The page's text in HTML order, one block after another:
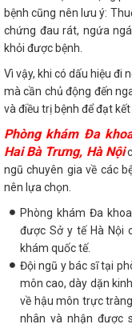
bệnh cũng nên lưu ý:
chứng đau rát, ngứa
khỏi được bệnh.
Vì vậy, khi có dấu hiệu đi
mà cần chủ động đến
và điều trị bệnh để đạt
Phòng khám Đa
Hai Bà Trưng, Hà Nội
ngũ chuyên gia về các
nên lựa chọn.
Phòng khám Đa
được Sở y tế Hà Nội
khám quốc tế.
Đội ngũ y bác sĩ tại
môn cao, dày dặn
về hậu môn trực
nhân và nhận được